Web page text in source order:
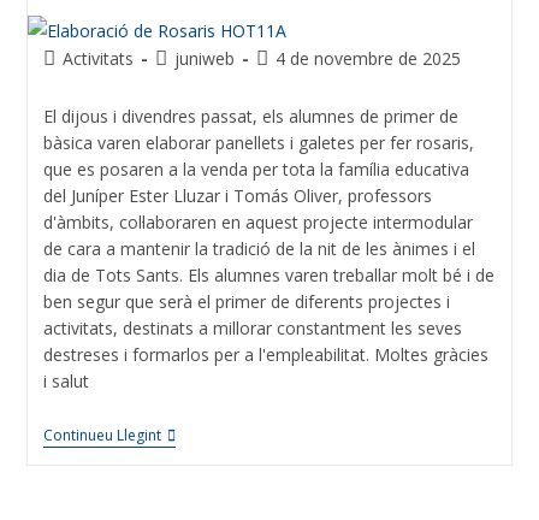
Activitats juniweb 4 de novembre de 2025
El dijous i divendres passat, els alumnes de primer de
bàsica varen elaborar panellets i galetes per fer rosaris,
que es posaren a la venda per tota la família educativa
del Juníper Ester Lluzar i Tomás Oliver, professors
d'àmbits, col·laboraren en aquest projecte intermodular
de cara a mantenir la tradició de la nit de les ànimes i el
dia de Tots Sants. Els alumnes varen treballar molt bé i de
ben segur que serà el primer de diferents projectes i
activitats, destinats a millorar constantment les seves
destreses i formarlos per a l'empleabilitat. Moltes gràcies
i salut
Continueu Llegint